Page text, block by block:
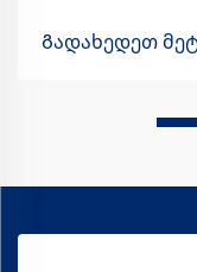
საბოლოოდ
ყველა სხვადასხვა
Გადახედეთ